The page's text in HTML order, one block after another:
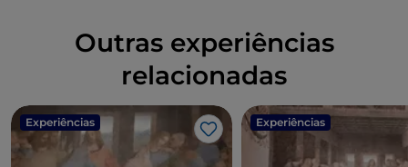
Outras experiências
relacionadas
Experiências
Gosto
Experiências